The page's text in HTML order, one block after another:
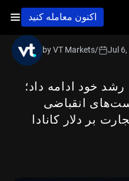
اکنون معامله کنید
رشد خود ادامه داد؛
انقباضی
بر دلار کانادا
by VT Markets/ Jul